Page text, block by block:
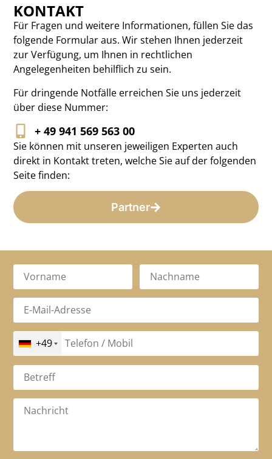
KONTAKT
Für Fragen und weitere Informationen, füllen Sie das
folgende Formular aus. Wir stehen Ihnen jederzeit
zur Verfügung, um Ihnen in rechtlichen
Angelegenheiten behilflich zu sein.
Für dringende Notfälle erreichen Sie uns jederzeit
über diese Nummer:
+ 49 941 569 563 00
Sie können mit unseren jeweiligen Experten auch
direkt in Kontakt treten, welche Sie auf der folgenden
Seite finden:
Partner
+49